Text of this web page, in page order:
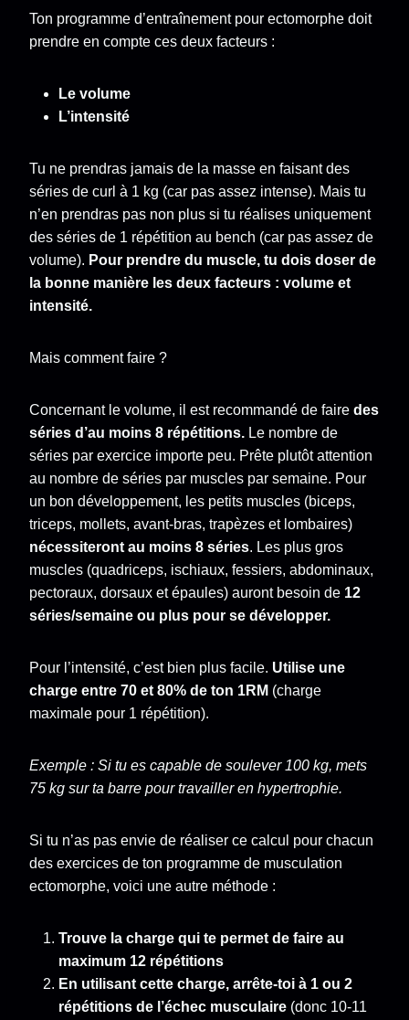
Ton programme d’entraînement pour ectomorphe doit
prendre en compte ces deux facteurs :
Le volume
L’intensité
Tu ne prendras jamais de la masse en faisant des
séries de curl à 1 kg (car pas assez intense). Mais tu
n’en prendras pas non plus si tu réalises uniquement
des séries de 1 répétition au bench (car pas assez de
volume). Pour prendre du muscle, tu dois doser de
la bonne manière les deux facteurs : volume et
intensité.
Mais comment faire ?
Concernant le volume, il est recommandé de faire des
séries d’au moins 8 répétitions. Le nombre de
séries par exercice importe peu. Prête plutôt attention
au nombre de séries par muscles par semaine. Pour
un bon développement, les petits muscles (biceps,
triceps, mollets, avant-bras, trapèzes et lombaires)
nécessiteront au moins 8 séries. Les plus gros
muscles (quadriceps, ischiaux, fessiers, abdominaux,
pectoraux, dorsaux et épaules) auront besoin de 12
séries/semaine ou plus pour se développer.
Pour l’intensité, c’est bien plus facile. Utilise une
charge entre 70 et 80% de ton 1RM (charge
maximale pour 1 répétition).
Exemple : Si tu es capable de soulever 100 kg, mets
75 kg sur ta barre pour travailler en hypertrophie.
Si tu n’as pas envie de réaliser ce calcul pour chacun
des exercices de ton programme de musculation
ectomorphe, voici une autre méthode :
Trouve la charge qui te permet de faire au
maximum 12 répétitions
En utilisant cette charge, arrête-toi à 1 ou 2
répétitions de l’échec musculaire (donc 10-11